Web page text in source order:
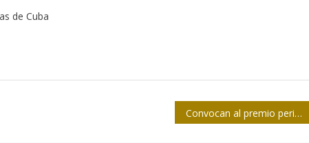
de Cuba
Convocan al premio periodístico Primero de Mayo